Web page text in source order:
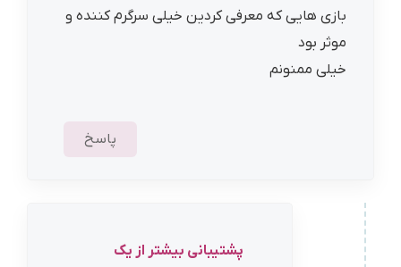
بازی هایی که معرفی کردین خیلی سرگرم کننده و
موثر بود
خیلی ممنونم
پاسخ
پشتیبانی بیشتر از یک